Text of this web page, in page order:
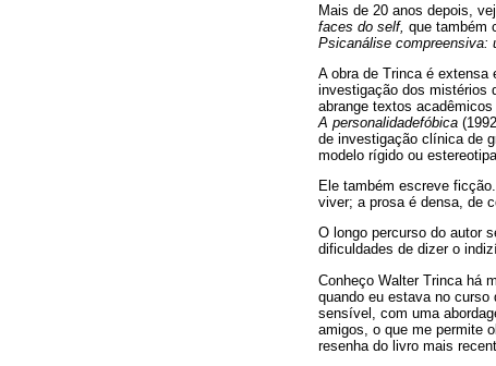
Mais de 20 anos depois,
faces do self, que também
Psicanálise compreensiva:
A obra de Trinca é extensa
investigação dos mistérios
abrange textos
A personalidadefóbica
de investigação clínica de
modelo rígido ou
Ele também escreve
viver; a prosa é densa, de
O longo percurso do autor
dificuldades de dizer o
Conheço Walter Trinca há
quando eu estava no curso
sensível, com uma
amigos, o que me permite
resenha do livro mais